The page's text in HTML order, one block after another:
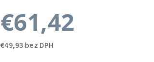
€61,42
€49,93 bez DPH